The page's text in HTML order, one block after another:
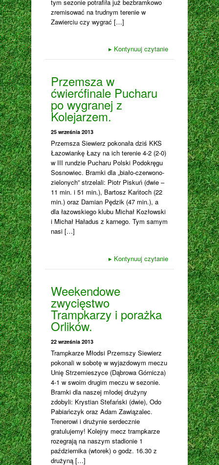
tym sezonie potrafiła już bezbramkowo
zremisować na trudnym terenie w
Zawierciu czy wygrać […]
▸ Kontynuuj czytanie
Przemsza w
ćwierćfinale Pucharu
po wygranej z
Kolejarzem.
25 września 2013
Przemsza Siewierz pokonała dziś KKS
Łazowiankę Łazy na ich terenie 4-2 (2-0)
w III rundzie Pucharu Polski Podokręgu
Sosnowiec. Bramki dla „biało-czerwono-
zielonych” strzelali: Piotr Piskuń (dwie –
11 min. i 51 min.), Bartosz Kańtoch (22
min.) oraz Damian Pędzik (47 min.), a
dla łazowskiego klubu Michał Kozłowski
i Michał Haładus z karnego. Tym samym
nasi […]
▸ Kontynuuj czytanie
Weekendowe
zwycięstwo
Trampkarzy i porażka
Orlików.
22 września 2013
Trampkarze Młodsi Przemszy Siewierz
pokonali w sobotę w wyjazdowym meczu
Unię Strzemieszyce (Dąbrowa Górnicza)
4-1 w swoim drugim meczu w sezonie.
Bramki dla naszej młodej drużyny
zdobyli: Krystian Stefański (dwie), Odo
Pabiańczyk oraz Adam Zawiązalec.
Trenerowi i drużynie serdecznie
gratulujemy! Kolejny mecz trampkarze
rozegrają na naszym stadionie 1
października (wtorek) o godz. 16.30 z
drużyną […]